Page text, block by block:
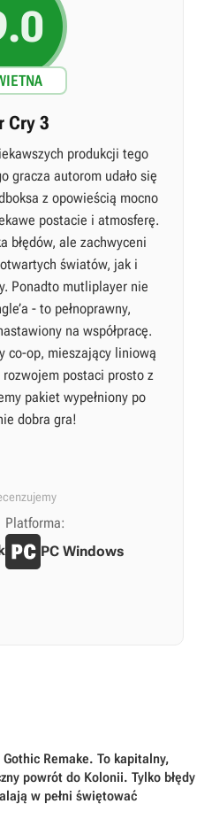
Cry 3
produkcji tego
gracza autorom udało się
z opowieścią mocno
postacie i atmosferę.
błędów, ale zachwyceni
światów, jak i
Ponadto mutliplayer nie
- to pełnoprawny,
na współpracę.
co-op, mieszający liniową
postaci prosto z
pakiet wypełniony po
dobra gra!
Platforma:
PC Windows
Gothic Remake. To kapitalny,
powrót do Kolonii. Tylko błędy
w pełni świętować